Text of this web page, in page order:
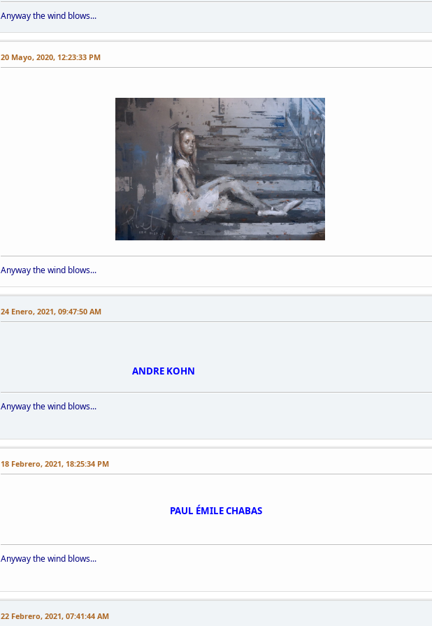
Anyway the wind blows...
20 Mayo, 2020, 12:23:33 PM
Anyway the wind blows...
24 Enero, 2021, 09:47:50 AM
ANDRE KOHN
Anyway the wind blows...
18 Febrero, 2021, 18:25:34 PM
PAUL ÉMILE CHABAS
Anyway the wind blows...
22 Febrero, 2021, 07:41:44 AM